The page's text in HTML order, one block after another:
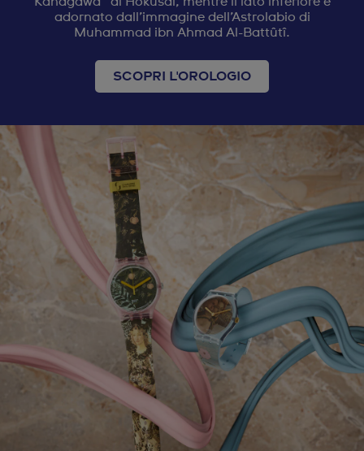
adornato dall’immagine dell’Astrolabio di
Muhammad ibn Ahmad Al-Battûtî.
SCOPRI L'OROLOGIO